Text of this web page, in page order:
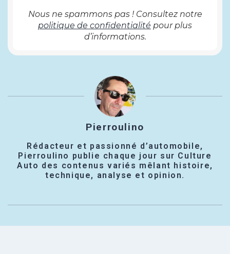
Nous ne spammons pas ! Consultez notre
politique de confidentialité pour plus
d’informations.
Pierroulino
Rédacteur et passionné d’automobile,
Pierroulino publie chaque jour sur Culture
Auto des contenus variés mêlant histoire,
technique, analyse et opinion.